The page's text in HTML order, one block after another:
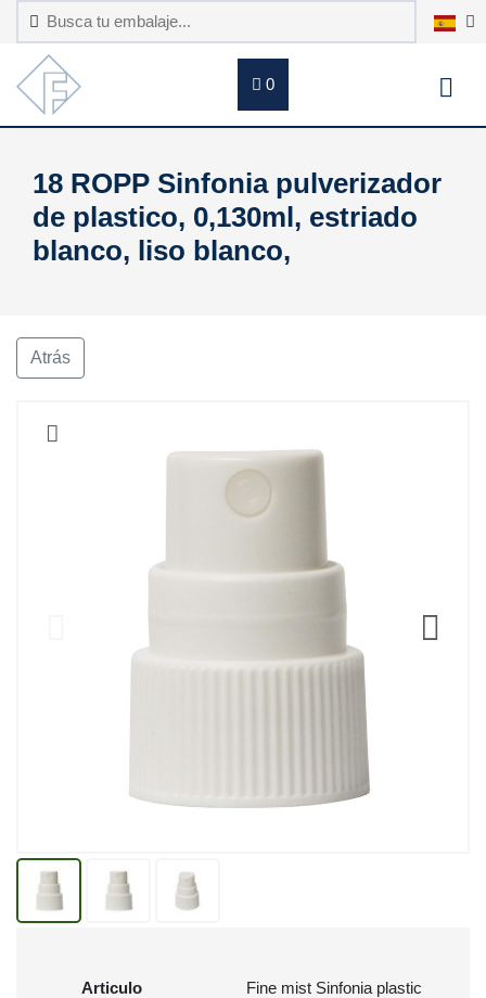
0
18 ROPP Sinfonia pulverizador
de plastico, 0,130ml, estriado
blanco, liso blanco,
Atrás
Articulo
Fine mist Sinfonia plastic